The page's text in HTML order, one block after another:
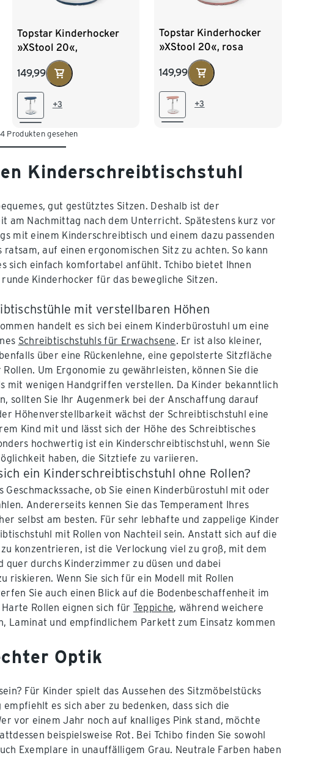
Topstar Kinderhocker
»XStool 20«,
petrolfarben
149,99
+3
Topstar Kinderhocker
»XStool 20«, rosa
149,99
+3
Produkten gesehen
Kinderschreibtischstuhl
gut gestütztes Sitzen. Deshalb ist der
am Nachmittag nach dem Unterricht. Spätestens kurz vor
mit einem Kinderschreibtisch und einem dazu passenden
auf einen ergonomischen Sitz zu achten. So kann
sich einfach komfortabel anfühlt. Tchibo bietet Ihnen
Kinderhocker für das bewegliche Sitzen.
mit verstellbaren Höhen
handelt es sich bei einem Kinderbürostuhl um eine
Schreibtischstuhls für Erwachsene. Er ist also kleiner,
über eine Rückenlehne, eine gepolsterte Sitzfläche
Um Ergonomie zu gewährleisten, können Sie die
mit wenigen Handgriffen verstellen. Da Kinder bekanntlich
sollten Sie Ihr Augenmerk bei der Anschaffung darauf
Höhenverstellbarkeit wächst der Schreibtischstuhl eine
Kind mit und lässt sich der Höhe des Schreibtisches
hochwertig ist ein Kinderschreibtischstuhl, wenn Sie
haben, die Sitztiefe zu variieren.
ein Kinderschreibtischstuhl ohne Rollen?
Geschmackssache, ob Sie einen Kinderbürostuhl mit oder
Andererseits kennen Sie das Temperament Ihres
selbst am besten. Für sehr lebhafte und zappelige Kinder
mit Rollen von Nachteil sein. Anstatt sich auf die
konzentrieren, ist die Verlockung viel zu groß, mit dem
quer durchs Kinderzimmer zu düsen und dabei
riskieren. Wenn Sie sich für ein Modell mit Rollen
Sie auch einen Blick auf die Bodenbeschaffenheit im
Rollen eignen sich für Teppiche, während weichere
Laminat und empfindlichem Parkett zum Einsatz kommen
Optik
Für Kinder spielt das Aussehen des Sitzmöbelstücks
es sich aber zu bedenken, dass sich die
vor einem Jahr noch auf knalliges Pink stand, möchte
beispielsweise Rot. Bei Tchibo finden Sie sowohl
Exemplare in unauffälligem Grau. Neutrale Farben haben